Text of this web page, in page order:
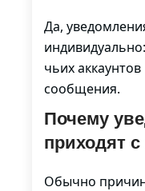
Да,
чьих
сообщения.
Почему
приходят
Обычно